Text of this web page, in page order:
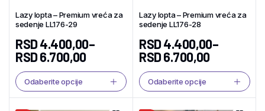
Lazy lopta – Premium vreća za
sedenje LL176-29
RSD4.400,00–
RSD6.700,00
Odaberite opcije
Lazy lopta – Premium vreća za
sedenje LL176-28
RSD4.400,00–
RSD6.700,00
Odaberite opcije